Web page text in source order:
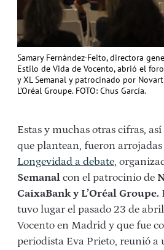
Samary Fernández-Feito, directora
Estilo de Vida de Vocento, abrió el
y XL Semanal y patrocinado por
L’Oréal Groupe. FOTO: Chus García.
Estas y muchas otras cifras,
que plantean, fueron
Longevidad a debate,
Semanal con el patrocinio de
CaixaBank y L’Oréal Groupe.
tuvo lugar el pasado 23 de
Vocento en Madrid y que fue
periodista Eva Prieto, reunió a